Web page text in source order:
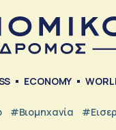
ECONOMY
#Βιομηχανία